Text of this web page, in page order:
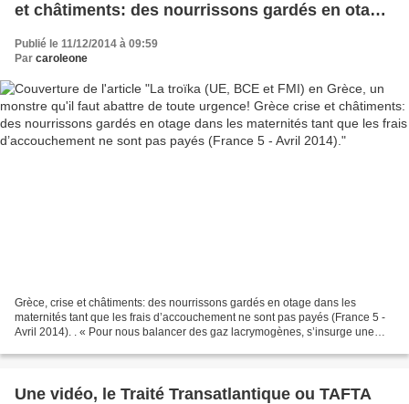
et châtiments: des nourrissons gardés en otage
dans les maternités tant que les frais
d’accouchement ne sont pas payés (France 5 -
Publié le 11/12/2014 à 09:59
Par caroleone
Grèce, crise et châtiments: des nourrissons gardés en otage dans les
maternités tant que les frais d’accouchement ne sont pas payés (France 5 -
Avril 2014). . « Pour nous balancer des gaz lacrymogènes, s’insurge une
Une vidéo, le Traité Transatlantique ou TAFTA